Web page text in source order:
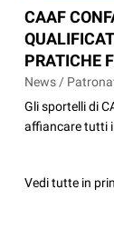
CAAF
PRATICHE
News /
Gli sportelli di
affiancare tutti
Vedi tutte in